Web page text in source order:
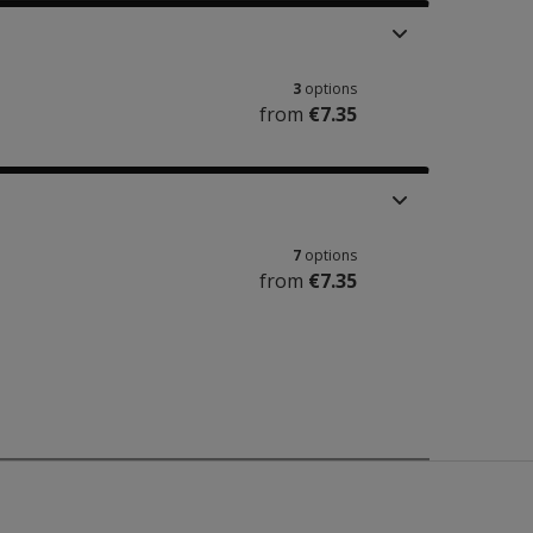
3 options
from €7.35
7 options
from €7.35
bijlage 3.3b met halfjaarsnormen. Ook is tabel